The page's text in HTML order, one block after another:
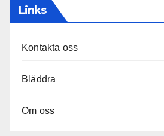
Links
Kontakta oss
Bläddra
Om oss